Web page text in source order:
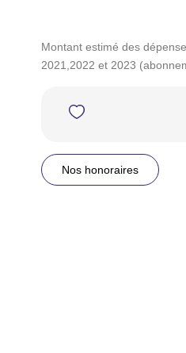
Montant estimé des
2021,2022 et 2023
Nos honoraires